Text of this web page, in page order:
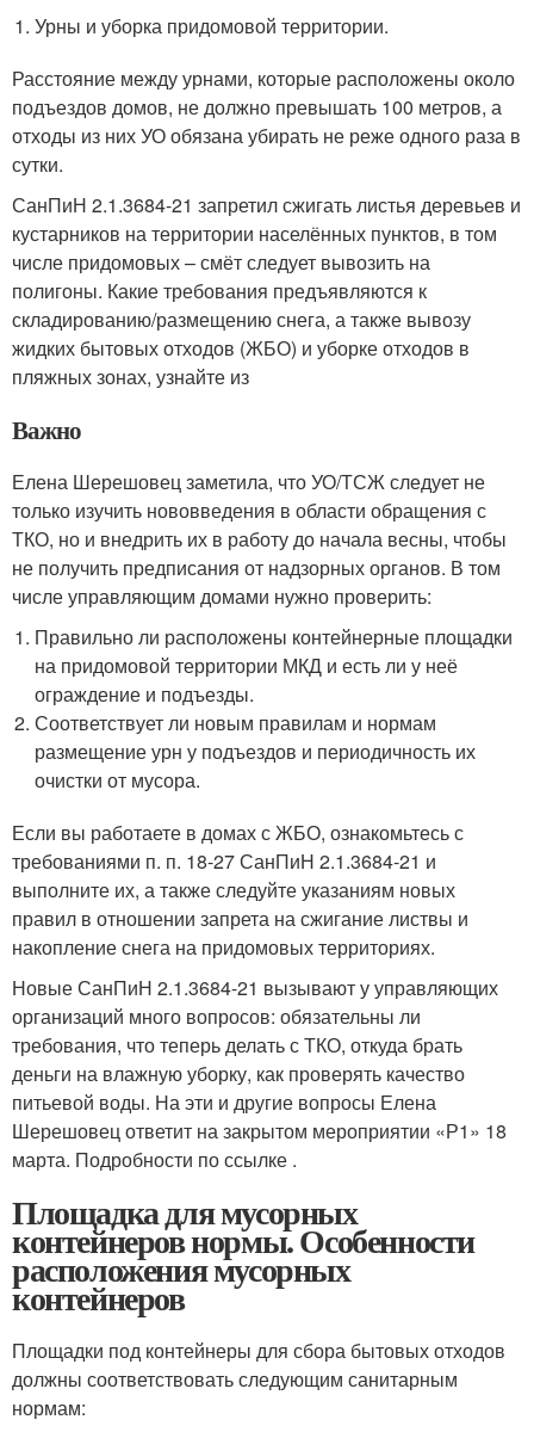
Урны и уборка придомовой территории.
Расстояние между урнами, которые расположены около
подъездов домов, не должно превышать 100 метров, а
отходы из них УО обязана убирать не реже одного раза в
сутки.
СанПиН 2.1.3684-21 запретил сжигать листья деревьев и
кустарников на территории населённых пунктов, в том
числе придомовых – смёт следует вывозить на
полигоны. Какие требования предъявляются к
складированию/размещению снега, а также вывозу
жидких бытовых отходов (ЖБО) и уборке отходов в
пляжных зонах, узнайте из
Важно
Елена Шерешовец заметила, что УО/ТСЖ следует не
только изучить нововведения в области обращения с
ТКО, но и внедрить их в работу до начала весны, чтобы
не получить предписания от надзорных органов. В том
числе управляющим домами нужно проверить:
Правильно ли расположены контейнерные площадки
на придомовой территории МКД и есть ли у неё
ограждение и подъезды.
Соответствует ли новым правилам и нормам
размещение урн у подъездов и периодичность их
очистки от мусора.
Если вы работаете в домах с ЖБО, ознакомьтесь с
требованиями п. п. 18-27 СанПиН 2.1.3684-21 и
выполните их, а также следуйте указаниям новых
правил в отношении запрета на сжигание листвы и
накопление снега на придомовых территориях.
Новые СанПиН 2.1.3684-21 вызывают у управляющих
организаций много вопросов: обязательны ли
требования, что теперь делать с ТКО, откуда брать
деньги на влажную уборку, как проверять качество
питьевой воды. На эти и другие вопросы Елена
Шерешовец ответит на закрытом мероприятии «Р1» 18
марта. Подробности по ссылке .
Площадка для мусорных
контейнеров нормы. Особенности
расположения мусорных
контейнеров
Площадки под контейнеры для сбора бытовых отходов
должны соответствовать следующим санитарным
нормам: